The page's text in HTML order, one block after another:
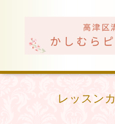
レッスン